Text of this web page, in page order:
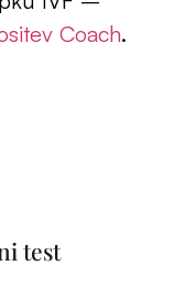
med prenosom
najtežjih.
oploditve
ne